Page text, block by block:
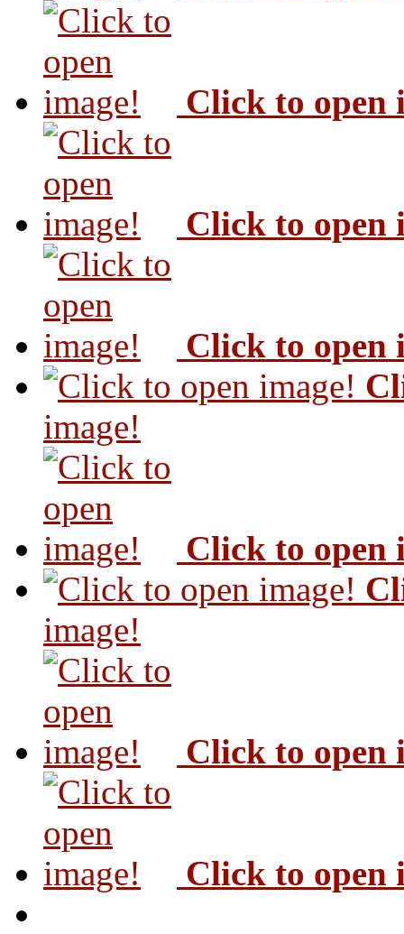
Click to open
Click to open
Click to open
image!
Click to open
image!
Click to open
Click to open